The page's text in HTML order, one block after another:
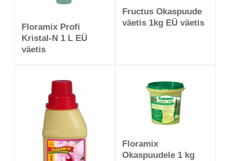
Floramix Profi
Kristal-N 1 L EÜ
väetis
Fructus Okaspuude
väetis 1kg EÜ väetis
Floramix
Okaspuudele 1 kg